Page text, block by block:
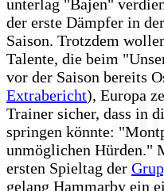
unterlag "Bajen"
der erste Dämpfer in
Saison. Trotzdem
Talente, die beim
vor der Saison bereits
Extrabericht), Europa
Trainer sicher, dass in
springen könnte:
unmöglichen Hürden."
ersten Spieltag der
gelang Hammarby ein